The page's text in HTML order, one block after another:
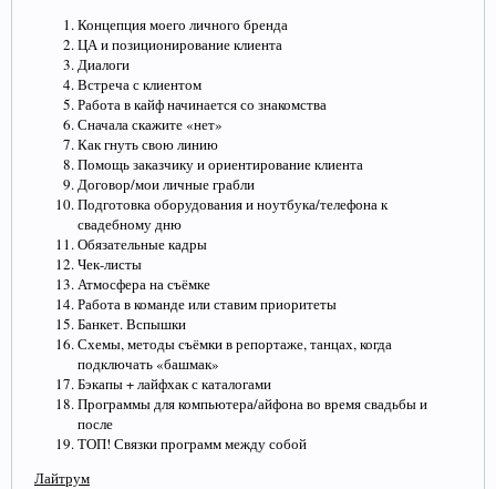
Концепция моего личного бренда
ЦА и позиционирование клиента
Диалоги
Встреча с клиентом
Работа в кайф начинается со знакомства
Сначала скажите «нет»
Как гнуть свою линию
Помощь заказчику и ориентирование клиента
Договор/мои личные грабли
Подготовка оборудования и ноутбука/телефона к
свадебному дню
Обязательные кадры
Чек-листы
Атмосфера на съёмке
Работа в команде или ставим приоритеты
Банкет. Вспышки
Схемы, методы съёмки в репортаже, танцах, когда
подключать «башмак»
Бэкапы + лайфхак с каталогами
Программы для компьютера/айфона во время свадьбы и
после
ТОП! Связки программ между собой
Лайтрум